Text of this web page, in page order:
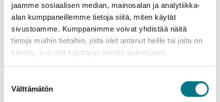
jaamme sosiaalisen median, mainosalan ja analytiikka-
alan kumppaneillemme tietoja siitä, miten käytät
sivustoamme. Kumppanimme voivat yhdistää näitä
tietoja muihin tietoihin, joita olet antanut heille tai joita on
kerätty, kun olet käyttänyt heidän palvelujaan.
valinta
Välttämätön
Teknologiaosaamisen johtamisen koulutus tekee
opintojaksoyhteistyötä Centria ammattikorkeakoulun
kanssa. KAMKin Ylemmän AMK:n opiskelijat toimivat
tiiviissä yhteistyössä yhteisillä opintojaksoilla ja
workshopeissa KAMK Master Schoolissa. KAMK
sektorin työelämäkumppaneiden kanssa.
Koulutukseen sisältyy yhteistyötä sekä kotimaisten